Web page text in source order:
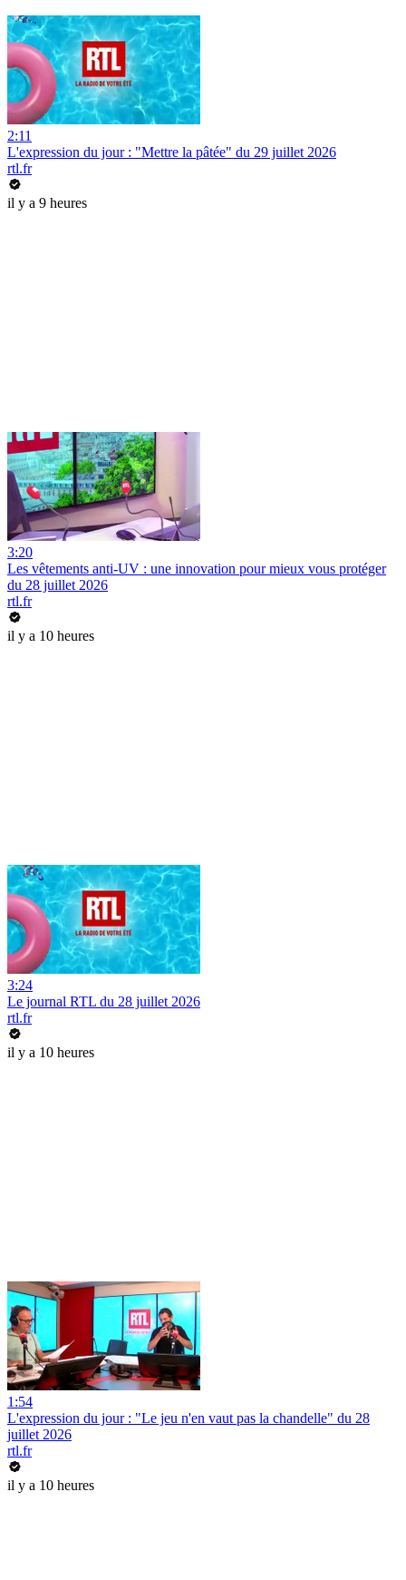
2:11
L'expression du jour : "Mettre la pâtée" du 29 juillet 2026
rtl.fr
il y a 9 heures
3:20
Les vêtements anti-UV : une innovation pour mieux vous protéger
du 28 juillet 2026
rtl.fr
il y a 10 heures
3:24
Le journal RTL du 28 juillet 2026
rtl.fr
il y a 10 heures
1:54
L'expression du jour : "Le jeu n'en vaut pas la chandelle" du 28
juillet 2026
rtl.fr
il y a 10 heures